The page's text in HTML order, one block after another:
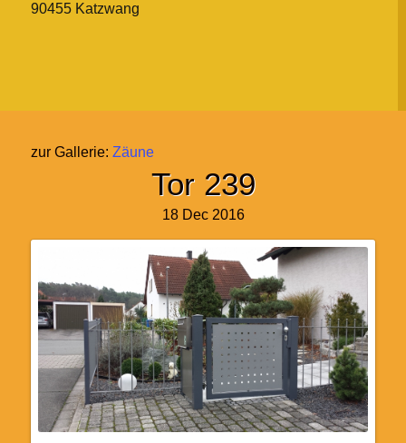
90455 Katzwang
zur Gallerie: Zäune
Tor 239
18 Dec 2016